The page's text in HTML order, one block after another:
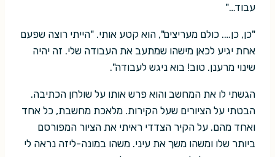
עבוד…"
"כן, כן…. כולם מעריצים", הוא קטע אותי. "הייתי רוצה שפעם
אחת יגיע לכאן מישהו שמתעב את העבודה שלי. זה יהיה
שינוי מרענן. טוב! בוא ניגש לעבודה".
הגשתי לו את המחשב והוא פרש אותו על שולחן הכתיבה.
הבטתי על הציורים שעל הקירות. מלאכת מחשבת, כל אחד
ואחד מהם. על הקיר הצדדי ראיתי את הציור המפורסם
ביותר שלו ומשהו משך את עיני. משהו במונה-ליזה נראה לי